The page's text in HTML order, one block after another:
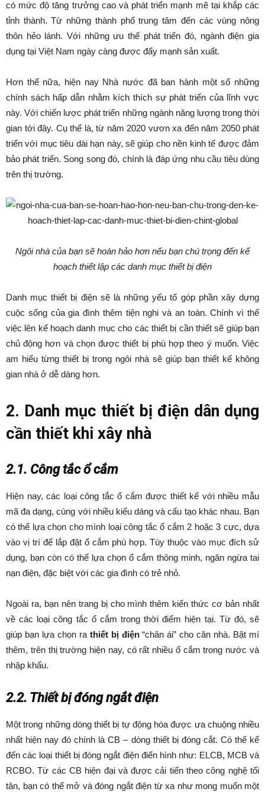
có mức độ tăng trưởng cao và phát triển mạnh mẽ tại khắp các
tỉnh thành. Từ những thành phố trung tâm đến các vùng nông
thôn hẻo lánh. Với những ưu thế phát triển đó, ngành điện gia
dụng tại Việt Nam ngày càng được đẩy mạnh sản xuất.
Hơn thế nữa, hiện nay Nhà nước đã ban hành một số những
chính sách hấp dẫn nhằm kích thích sự phát triển của lĩnh vực
này. Với chiến lược phát triển những ngành năng lượng trong thời
gian tới đây. Cụ thể là, từ năm 2020 vươn xa đến năm 2050 phát
triển với mục tiêu dài hạn này, sẽ giúp cho nền kinh tế được đảm
bảo phát triển. Song song đó, chính là đáp ứng nhu cầu tiêu dùng
trên thị trường.
Ngôi nhà của bạn sẽ hoàn hảo hơn nếu bạn chú trọng đến kế
hoạch thiết lập các danh mục thiết bị điện
Danh mục thiết bị điện sẽ là những yếu tố góp phần xây dựng
cuộc sống của gia đình thêm tiện nghi và an toàn. Chính vì thế
việc lên kế hoạch danh mục cho các thiết bị cần thiết sẽ giúp bạn
chủ động hơn và chọn được thiết bị phù hợp theo ý muốn. Việc
am hiểu từng thiết bị trong ngôi nhà sẽ giúp bạn thiết kế không
gian nhà ở dễ dàng hơn.
2. Danh mục thiết bị điện dân dụng
cần thiết khi xây nhà
2.1. Công tắc ổ cắm
Hiện nay, các loại công tắc ổ cắm được thiết kế với nhiều mẫu
mã đa dạng, cùng với nhiều kiểu dáng và cấu tạo khác nhau. Bạn
có thể lựa chọn cho mình loại công tắc ổ cắm 2 hoặc 3 cực, dựa
vào vị trí để lắp đặt ổ cắm phù hợp. Tùy thuộc vào mục đích sử
dụng, bạn còn có thể lựa chọn ổ cắm thông minh, ngăn ngừa tai
nạn điện, đặc biệt với các gia đình có trẻ nhỏ.
Ngoài ra, bạn nên trang bị cho mình thêm kiến thức cơ bản nhất
về các loại công tắc ổ cắm trong thời điểm hiện tại. Từ đó, sẽ
giúp bạn lựa chọn ra thiết bị điện“chân ái” cho căn nhà. Bật mí
thêm, trên thị trường hiện nay, có rất nhiều ổ cắm trong nước và
nhập khẩu.
2.2. Thiết bị đóng ngắt điện
Một trong những dòng thiết bị tự động hóa được ưa chuộng nhiều
nhất hiện nay đó chính là CB – dòng thiết bị đóng cắt. Có thể kể
đến các loại thiết bị đóng ngắt điện điển hình như: ELCB, MCB và
RCBO. Từ các CB hiện đại và được cải tiến theo công nghệ tối
tân, bạn có thể mở và đóng ngắt điện từ xa như mong muốn một